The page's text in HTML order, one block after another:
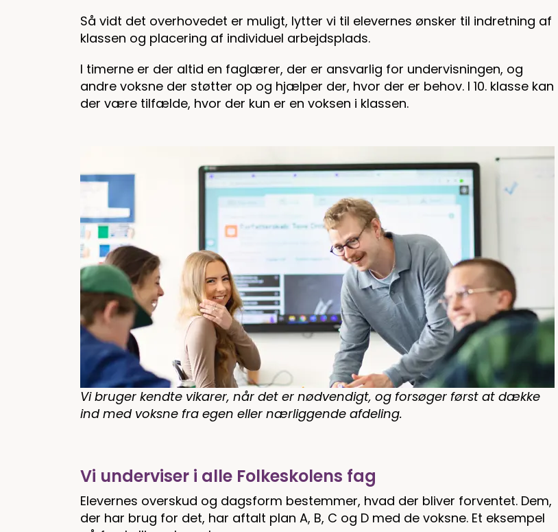
Så vidt det overhovedet er muligt, lytter vi til elevernes ønsker til indretning af
klassen og placering af individuel arbejdsplads.
I timerne er der altid en faglærer, der er ansvarlig for undervisningen, og
andre voksne der støtter op og hjælper der, hvor der er behov. I 10. klasse kan
der være tilfælde, hvor der kun er en voksen i klassen.
Vi bruger kendte vikarer, når det er nødvendigt, og forsøger først at dække
ind med voksne fra egen eller nærliggende afdeling.
Vi underviser i alle Folkeskolens fag
Elevernes overskud og dagsform bestemmer, hvad der bliver forventet. Dem,
der har brug for det, har aftalt plan A, B, C og D med de voksne. Et eksempel